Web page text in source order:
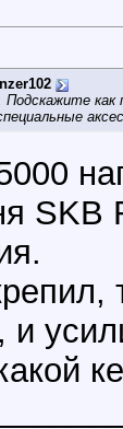
как
SKB
и